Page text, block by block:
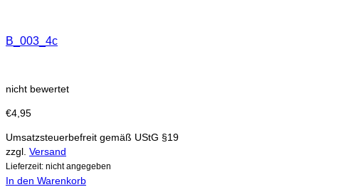
B_003_4c
nicht bewertet
€4,95
Umsatzsteuerbefreit gemäß UStG §19
zzgl. Versand
Lieferzeit: nicht angegeben
In den Warenkorb